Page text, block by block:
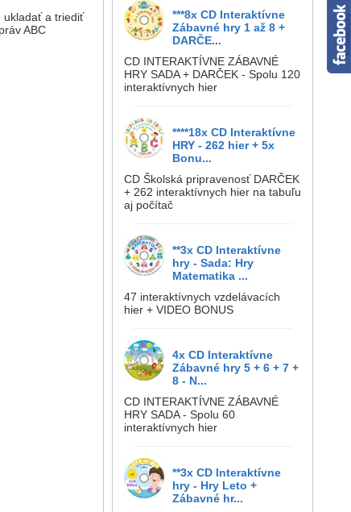
***8x CD Interaktívne
Zábavné hry 1 až 8 +
DARČE...
CD INTERAKTÍVNE ZÁBAVNÉ
HRY SADA + DARČEK - Spolu 120
interaktívnych hier
****18x CD Interaktívne
HRY - 262 hier + 5x
Bonu...
CD Školská pripravenosť DARČEK
+ 262 interaktívnych hier na tabuľu
aj počítač
**3x CD Interaktívne
hry - Sada: Hry
Matematika ...
47 interaktívnych vzdelávacích
hier + VIDEO BONUS
4x CD Interaktívne
Zábavné hry 5 + 6 + 7 +
8 - N...
CD INTERAKTÍVNE ZÁBAVNÉ
HRY SADA - Spolu 60
interaktívnych hier
**3x CD Interaktívne
hry - Hry Leto +
Zábavné hr...
ukladať a triediť
ABC